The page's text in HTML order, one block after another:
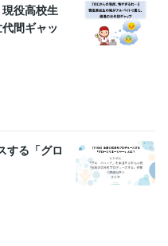
役高校生
間ギャッ
する「グロ